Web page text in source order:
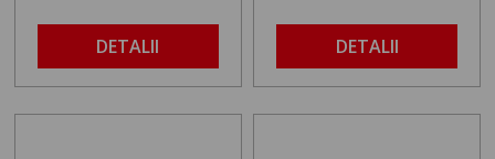
DETALII DETALII